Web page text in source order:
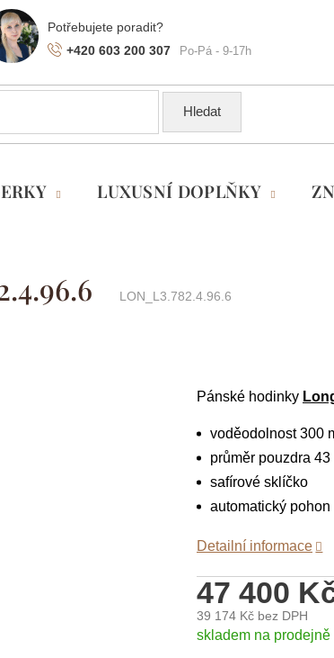
+420 603 200 307
Hledat
LUXUSNÍ DOPLŇKY
LON_L3.782.4.96.6
47 400
39 174 Kč bez DPH
Měrná
skladem na prodejně
Pánské hodinky
voděodolnost 300
průměr pouzdra 43
safírové sklíčko
automatický pohon
Detailní informace